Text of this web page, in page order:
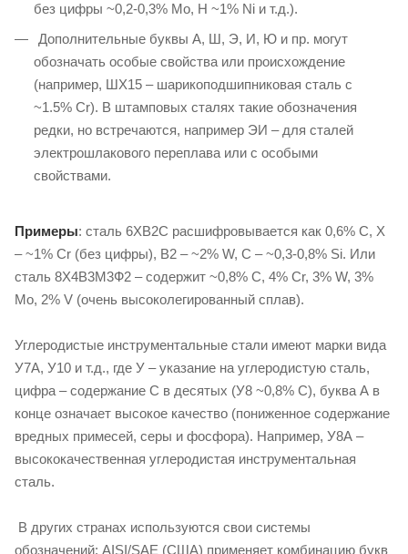
без цифры ~0,2-0,3% Mo, Н ~1% Ni и т.д.).
Дополнительные буквы А, Ш, Э, И, Ю и пр. могут
обозначать особые свойства или происхождение
(например, ШХ15 – шарикоподшипниковая сталь с
~1.5% Cr). В штамповых сталях такие обозначения
редки, но встречаются, например ЭИ – для сталей
электрошлакового переплава или с особыми
свойствами.
Примеры: сталь 6ХВ2С расшифровывается как 0,6% C, Х
– ~1% Cr (без цифры), В2 – ~2% W, С – ~0,3-0,8% Si. Или
сталь 8Х4В3М3Ф2 – содержит ~0,8% C, 4% Cr, 3% W, 3%
Mo, 2% V (очень высоколегированный сплав).
Углеродистые инструментальные стали имеют марки вида
У7А, У10 и т.д., где У – указание на углеродистую сталь,
цифра – содержание C в десятых (У8 ~0,8% C), буква А в
конце означает высокое качество (пониженное содержание
вредных примесей, серы и фосфора). Например, У8А –
высококачественная углеродистая инструментальная
сталь.
В других странах используются свои системы
обозначений: AISI/SAE (США) применяет комбинацию букв